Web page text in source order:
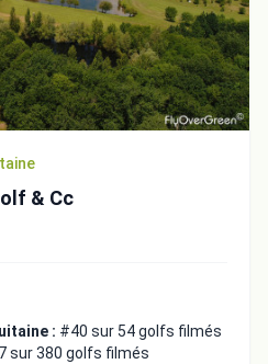
& Cc
: #40 sur 54 golfs filmés
sur 380 golfs filmés